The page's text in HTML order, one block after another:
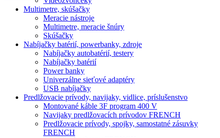
Multimetre, skúšačky
Meracie nástroje
Multimetre, meracie šnúry
Skúšačky
Nabíjačky batérií, powerbanky, zdroje
Nabíjačky autobatérií, testery
Nabíjačky batérií
Power banky
Univerzálne sieťové adaptéry
USB nabíjačky
Predlžovacie prívody, navijaky, vidlice, príslušenstvo
Montované káble 3F program 400 V
Navijaky predlžovacích prívodov FRENCH
Predlžovacie prívody, spojky, samostatné zásuvky
FRENCH